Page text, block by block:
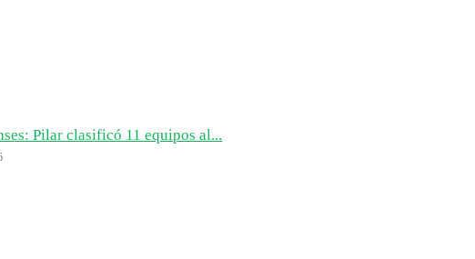
Pilar clasificó 11 equipos al...